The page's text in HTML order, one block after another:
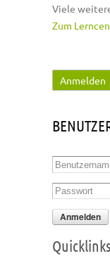
Viele
Zum
Haupt-
Anmelden
Passwort
Quicklinks